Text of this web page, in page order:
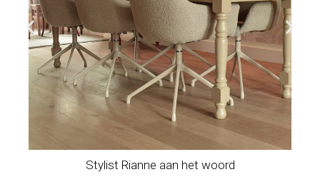
Stylist Rianne aan het woord